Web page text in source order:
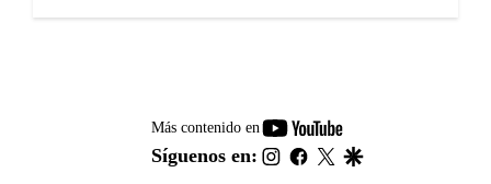
Más contenido en
youtube-
footer
Síguenos en: instagram
facebook
twitter